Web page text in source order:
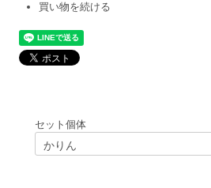
買い物を続ける
セット個体